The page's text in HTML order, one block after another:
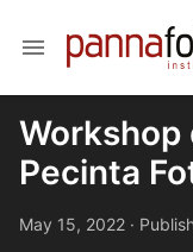
menu
Workshop
Pecinta
May 15, 2022 ·